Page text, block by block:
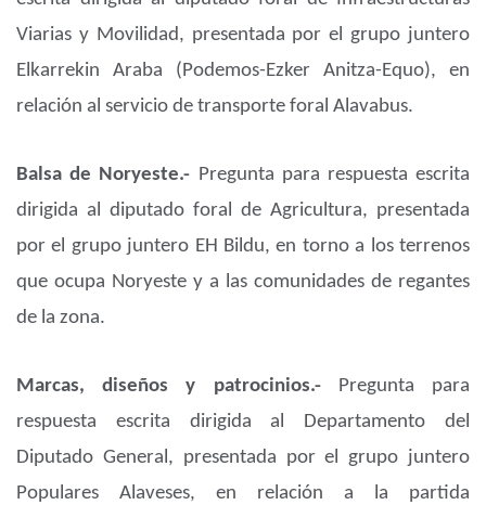
Viarias y Movilidad, presentada por el grupo juntero
Elkarrekin Araba (Podemos-Ezker Anitza-Equo), en
relación al servicio de transporte foral Alavabus.
Balsa de Noryeste.- Pregunta para respuesta escrita
dirigida al diputado foral de Agricultura, presentada
por el grupo juntero EH Bildu, en torno a los terrenos
que ocupa Noryeste y a las comunidades de regantes
de la zona.
Marcas, diseños y patrocinios.- Pregunta para
respuesta escrita dirigida al Departamento del
Diputado General, presentada por el grupo juntero
Populares Alaveses, en relación a la partida